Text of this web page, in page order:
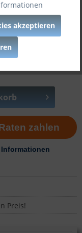
Preis!
akzeptieren